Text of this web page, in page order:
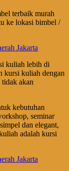
terbaik murah
ke lokasi bimbel /
kuliah lebih di
kursi kuliah dengan
akan
kebutuhan
seminar
dan elegant,
adalah kursi